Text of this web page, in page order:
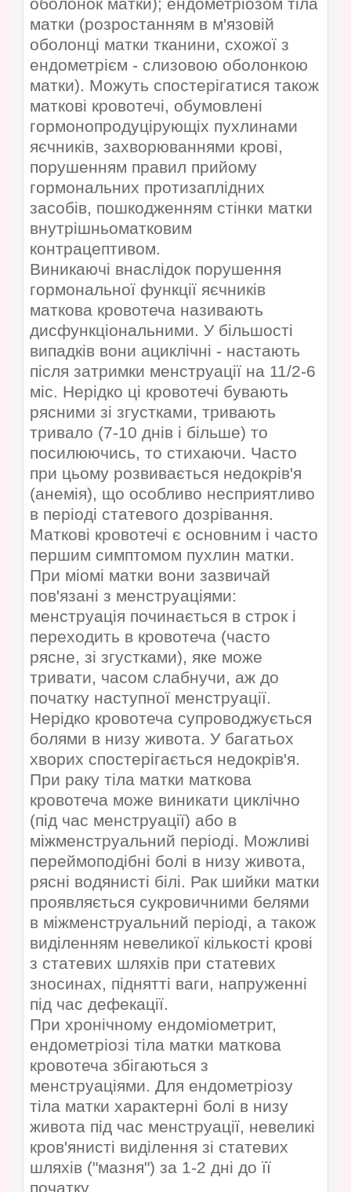
оболонок матки); ендометріозом тіла
матки (розростанням в м'язовій
оболонці матки тканини, схожої з
ендометрієм - слизовою оболонкою
матки). Можуть спостерігатися також
маткові кровотечі, обумовлені
гормонопродуцірующіх пухлинами
яєчників, захворюваннями крові,
порушенням правил прийому
гормональних протизаплідних
засобів, пошкодженням стінки матки
внутрішньоматковим
контрацептивом.
Виникаючі внаслідок порушення
гормональної функції яєчників
маткова кровотеча називають
дисфункціональними. У більшості
випадків вони ациклічні - настають
після затримки менструації на 11/2-6
міс. Нерідко ці кровотечі бувають
рясними зі згустками, тривають
тривало (7-10 днів і більше) то
посилюючись, то стихаючи. Часто
при цьому розвивається недокрів'я
(анемія), що особливо несприятливо
в періоді статевого дозрівання.
Маткові кровотечі є основним і часто
першим симптомом пухлин матки.
При міомі матки вони зазвичай
пов'язані з менструаціями:
менструація починається в строк і
переходить в кровотеча (часто
рясне, зі згустками), яке може
тривати, часом слабнучи, аж до
початку наступної менструації.
Нерідко кровотеча супроводжується
болями в низу живота. У багатьох
хворих спостерігається недокрів'я.
При раку тіла матки маткова
кровотеча може виникати циклічно
(під час менструації) або в
міжменструальний періоді. Можливі
переймоподібні болі в низу живота,
рясні водянисті білі. Рак шийки матки
проявляється сукровичними белями
в міжменструальний періоді, а також
виділенням невеликої кількості крові
з статевих шляхів при статевих
зносинах, піднятті ваги, напруженні
під час дефекації.
При хронічному ендоміометрит,
ендометріозі тіла матки маткова
кровотеча збігаються з
менструаціями. Для ендометріозу
тіла матки характерні болі в низу
живота під час менструації, невеликі
кров'янисті виділення зі статевих
шляхів ("мазня") за 1-2 дні до її